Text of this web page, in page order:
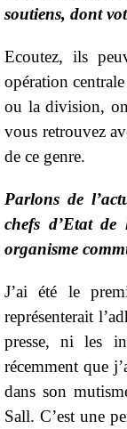
soutiens, dont
Ecoutez, ils
opération
ou la division,
vous retrouvez
de ce genre.
Parlons de
chefs d’Etat
organisme
J’ai été le
représenterait
presse, ni les
récemment que
dans son
Sall. C’est une